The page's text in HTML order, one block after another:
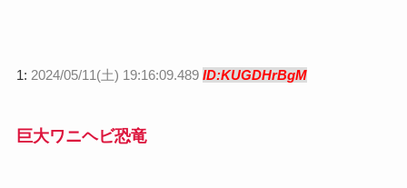
1: 2024/05/11(土) 19:16:09.489 ID:KUGDHrBgM
巨大ワニヘビ恐竜